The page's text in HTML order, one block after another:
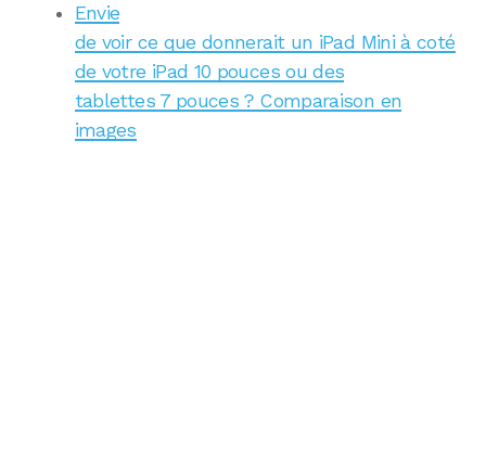
Envie
de voir ce que donnerait un iPad Mini à coté
de votre iPad 10 pouces ou des
tablettes 7 pouces ? Comparaison en
images